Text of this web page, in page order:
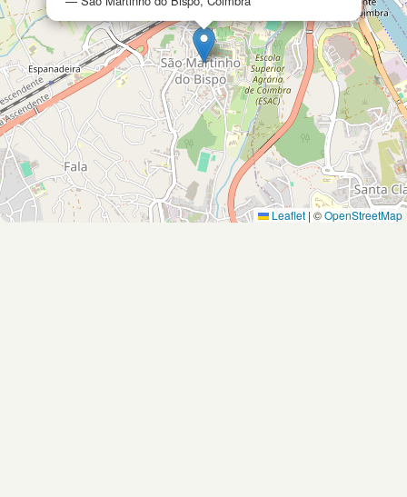
Leaflet |©OpenStreetMap